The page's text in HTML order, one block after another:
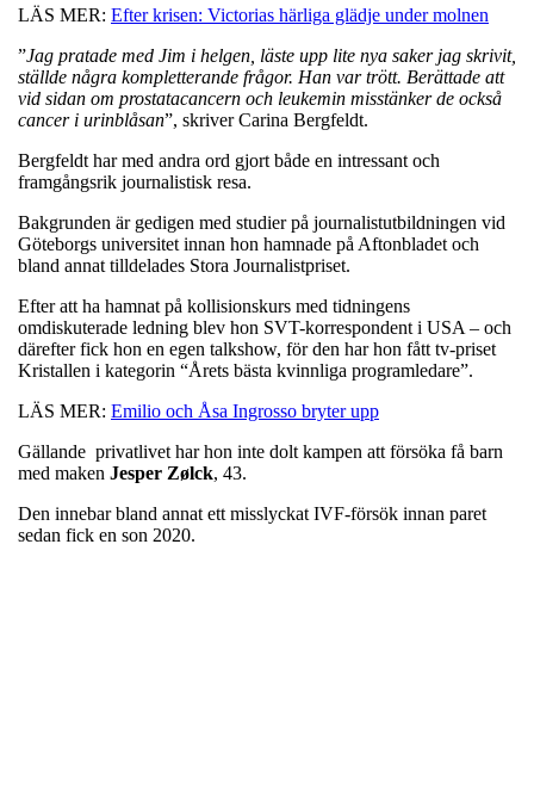
LÄS MER: Efter krisen: Victorias härliga glädje under molnen
”Jag pratade med Jim i helgen, läste upp lite nya saker jag skrivit,
ställde några kompletterande frågor. Han var trött. Berättade att
vid sidan om prostatacancern och leukemin misstänker de också
cancer i urinblåsan”, skriver Carina Bergfeldt.
Bergfeldt har med andra ord gjort både en intressant och
framgångsrik journalistisk resa.
Bakgrunden är gedigen med studier på journalistutbildningen vid
Göteborgs universitet innan hon hamnade på Aftonbladet och
bland annat tilldelades Stora Journalistpriset.
Efter att ha hamnat på kollisionskurs med tidningens
omdiskuterade ledning blev hon SVT-korrespondent i USA – och
därefter fick hon en egen talkshow, för den har hon fått tv-priset
Kristallen i kategorin “Årets bästa kvinnliga programledare”.
LÄS MER: Emilio och Åsa Ingrosso bryter upp
Gällande privatlivet har hon inte dolt kampen att försöka få barn
med maken Jesper Zølck, 43.
Den innebar bland annat ett misslyckat IVF-försök innan paret
sedan fick en son 2020.